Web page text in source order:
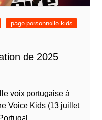
page personnelle kids
de 2025
voix portugaise à
Voice Kids (13 juillet